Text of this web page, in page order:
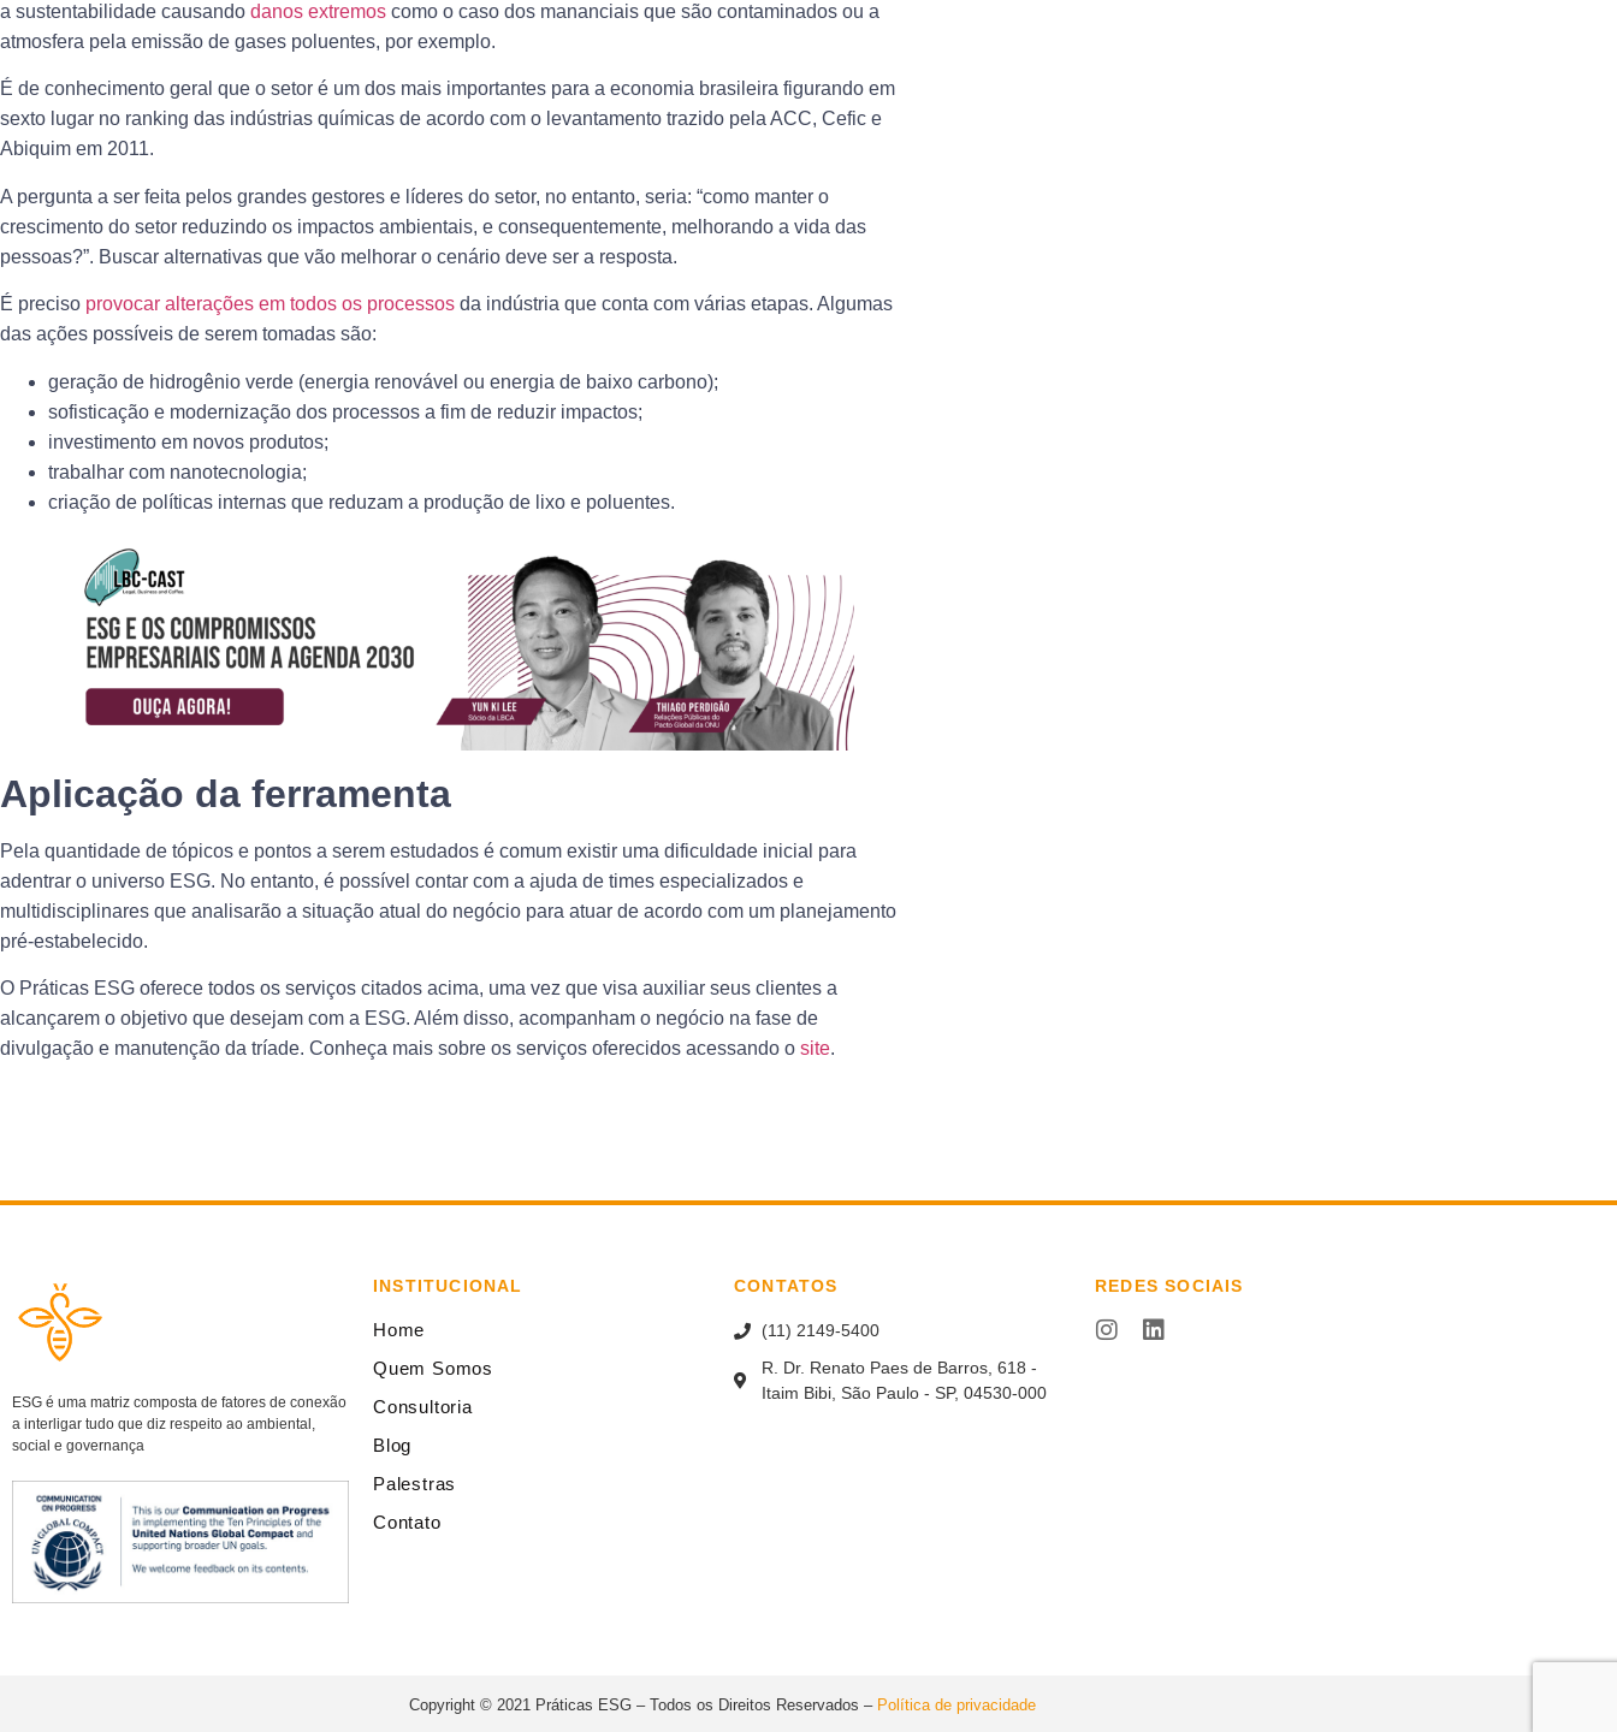
a sustentabilidade causando danos extremos como o caso dos mananciais que são contaminados ou a
atmosfera pela emissão de gases poluentes, por exemplo.
É de conhecimento geral que o setor é um dos mais importantes para a economia brasileira figurando em
sexto lugar no ranking das indústrias químicas de acordo com o levantamento trazido pela ACC, Cefic e
Abiquim em 2011.
A pergunta a ser feita pelos grandes gestores e líderes do setor, no entanto, seria: “como manter o
crescimento do setor reduzindo os impactos ambientais, e consequentemente, melhorando a vida das
pessoas?”. Buscar alternativas que vão melhorar o cenário deve ser a resposta.
É preciso provocar alterações em todos os processos da indústria que conta com várias etapas. Algumas
das ações possíveis de serem tomadas são:
geração de hidrogênio verde (energia renovável ou energia de baixo carbono);
sofisticação e modernização dos processos a fim de reduzir impactos;
investimento em novos produtos;
trabalhar com nanotecnologia;
criação de políticas internas que reduzam a produção de lixo e poluentes.
Aplicação da ferramenta
Pela quantidade de tópicos e pontos a serem estudados é comum existir uma dificuldade inicial para
adentrar o universo ESG. No entanto, é possível contar com a ajuda de times especializados e
multidisciplinares que analisarão a situação atual do negócio para atuar de acordo com um planejamento
pré-estabelecido.
O Práticas ESG oferece todos os serviços citados acima, uma vez que visa auxiliar seus clientes a
alcançarem o objetivo que desejam com a ESG. Além disso, acompanham o negócio na fase de
divulgação e manutenção da tríade. Conheça mais sobre os serviços oferecidos acessando o site.
ESG é uma matriz composta de fatores de conexão
a interligar tudo que diz respeito ao ambiental,
social e governança
INSTITUCIONAL
Home
Quem Somos
Consultoria
Blog
Palestras
Contato
CONTATOS
(11) 2149-5400
R. Dr. Renato Paes de Barros, 618 -
Itaim Bibi, São Paulo - SP, 04530-000
REDES SOCIAIS
Copyright © 2021 Práticas ESG – Todos os Direitos Reservados – Política de privacidade